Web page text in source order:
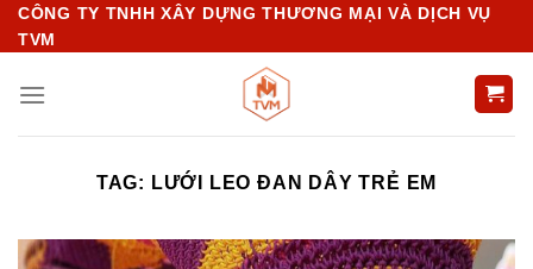
Chuyển
đến
dung
CÔNG TY TNHH XÂY DỰNG THƯƠNG MẠI VÀ DỊCH VỤ
TVM
TAG: LƯỚI LEO ĐAN DÂY TRẺ EM